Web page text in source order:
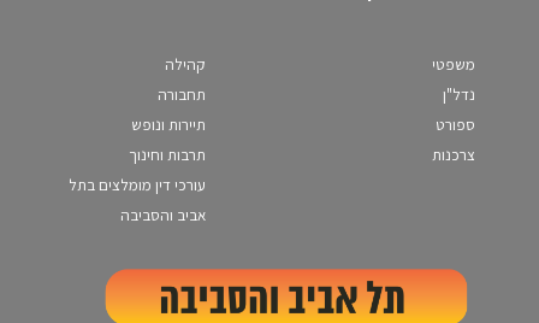
משפטי
נדל"ן
ספורט
צרכנות
קהילה
תחבורה
תיירות ונופש
תרבות וחינוך
עורכי דין מומלצים בתל
אביב והסביבה